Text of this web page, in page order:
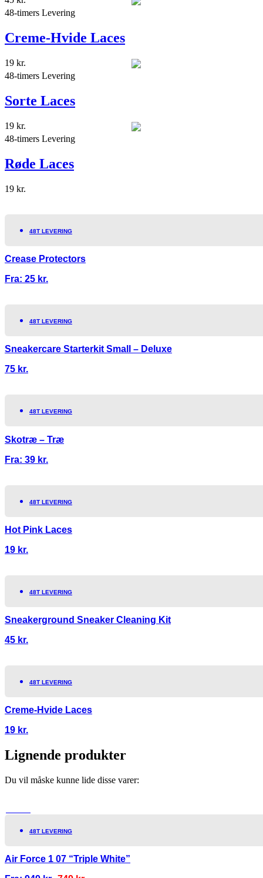
48-timers Levering
Creme-Hvide Laces
19 kr.
48-timers Levering
Sorte Laces
19 kr.
48-timers Levering
Røde Laces
19 kr.
48T LEVERING
Crease Protectors
Fra: 25 kr.
48T LEVERING
Sneakercare Starterkit Small – Deluxe
75 kr.
48T LEVERING
Skotræ – Træ
Fra: 39 kr.
48T LEVERING
Hot Pink Laces
19 kr.
48T LEVERING
Sneakerground Sneaker Cleaning Kit
45 kr.
48T LEVERING
Creme-Hvide Laces
19 kr.
Lignende produkter
Du vil måske kunne lide disse varer:
48T LEVERING
Air Force 1 07 “Triple White”